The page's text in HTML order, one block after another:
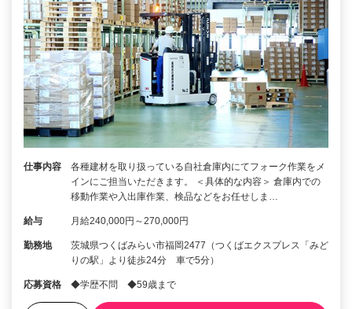
仕事内容
各種建材を取り扱っている自社倉庫内にてフォーク作業をメ
インにご担当いただきます。 ＜具体的な内容＞ 倉庫内での
移動作業や入出庫作業、検品などをお任せしま…
給与 月給240,000円～270,000円
勤務地
茨城県つくばみらい市福岡2477（つくばエクスプレス「みど
りの駅」より徒歩24分 車で5分）
応募資格 ◆学歴不問 ◆59歳まで